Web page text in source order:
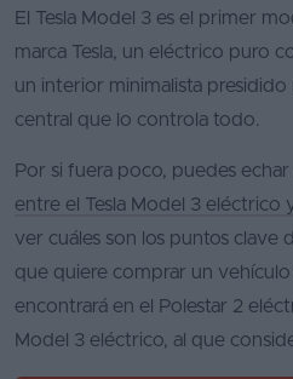
El Tesla Model 3 es el primer
marca Tesla, un eléctrico puro
un interior minimalista
central que lo controla todo.
Por si fuera poco, puedes echar
entre el Tesla Model 3 eléctrico
ver cuáles son los puntos clave
que quiere comprar un
encontrará en el Polestar 2
Model 3 eléctrico, al que